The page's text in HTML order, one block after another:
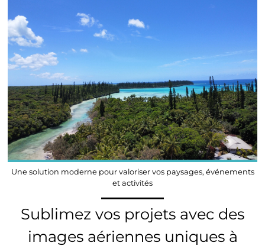
Une solution moderne pour valoriser vos paysages, événements
et activités
Sublimez vos projets avec des
images aériennes uniques à